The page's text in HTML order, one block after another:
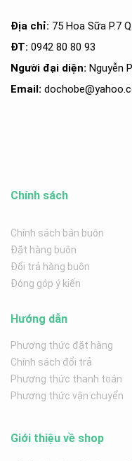
Địa chỉ: 75 Hoa Sữa P.7
ĐT: 0942 80 80 93
Người đại diện: Nguyễn
Email: dochobe
Chính sách
Chính sách bán buôn
Đặt hàng buôn
Đổi trả hàng buôn
Đóng góp ý kiến
Hướng dẫn
Phương thức đặt hàng
Chính sách đổi trả
Phương thức thanh toán
Phương thức vận chuyển
Giới thiệu về shop